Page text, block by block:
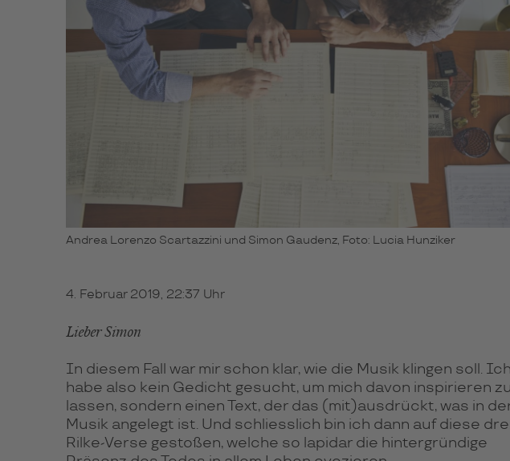
Andrea Lorenzo Scartazzini und Simon Gaudenz, Foto: Lucia Hunziker
4. Februar 2019, 22:37 Uhr
Lieber Simon
In diesem Fall war mir schon klar, wie die Musik klingen soll. Ich
habe also kein Gedicht gesucht, um mich davon inspirieren zu
lassen, sondern einen Text, der das (mit)ausdrückt, was in
Musik angelegt ist. Und schliesslich bin ich dann auf diese
Rilke-Verse gestoßen, welche so lapidar die hintergründige